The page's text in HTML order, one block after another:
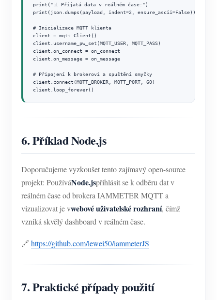
print("📊 Přijatá data v reálném čase:")
print(json.dumps(payload, indent=2, ensure_ascii=False))
# Inicializace MQTT klienta
client = mqtt.Client()
client.username_pw_set(MQTT_USER, MQTT_PASS)
client.on_connect = on_connect
client.on_message = on_message
# Připojení k brokerovi a spuštění smyčky
client.connect(MQTT_BROKER, MQTT_PORT, 60)
client.loop_forever()
6. Příklad Node.js
Doporučujeme vyzkoušet tento zajímavý open-source
projekt: PoužíváNode.jspřihlásit se k odběru dat v
reálném čase od brokera IAMMETER MQTT a
vizualizovat je vwebové uživatelské rozhraní, čímž
vzniká skvělý dashboard v reálném čase.
🔗 https://github.com/lewei50/iammeterJS
7. Praktické případy použití